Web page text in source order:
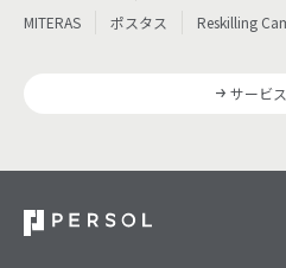
MITERAS
ポスタス Reskilling
サービ